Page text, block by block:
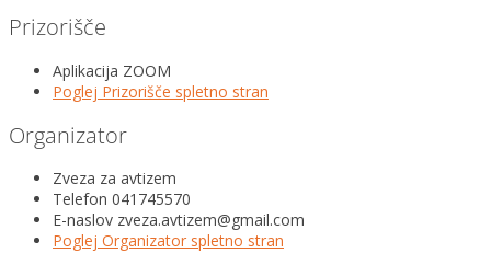
Prizorišče
Aplikacija ZOOM
Poglej Prizorišče spletno stran
Organizator
Zveza za avtizem
Telefon 041745570
E-naslov zveza.avtizem@gmail.com
Poglej Organizator spletno stran